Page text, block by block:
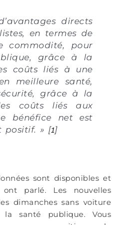
directs
en termes de
commodité, pour
grâce à la
coûts liés à une
meilleure santé,
, grâce à la
coûts liés aux
bénéfice net est
positif. » [1]
sont disponibles et
parlé. Les nouvelles
dimanches sans voiture
santé publique. Vous